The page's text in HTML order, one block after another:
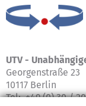
UTV -
Georgenstraße 23
10117 Berlin
Tel: +49 (0) 30 /